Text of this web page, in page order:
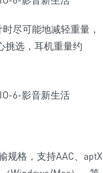
尽可能地减轻重量，
挑选，耳机重量约
规格，支持AAC、aptX